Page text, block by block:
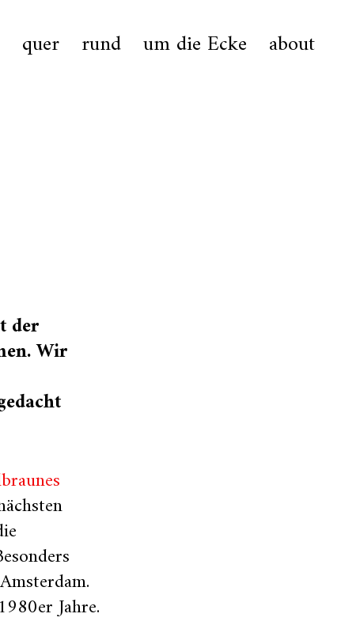
quer rund um die Ecke about
der
Wir
Jahre.